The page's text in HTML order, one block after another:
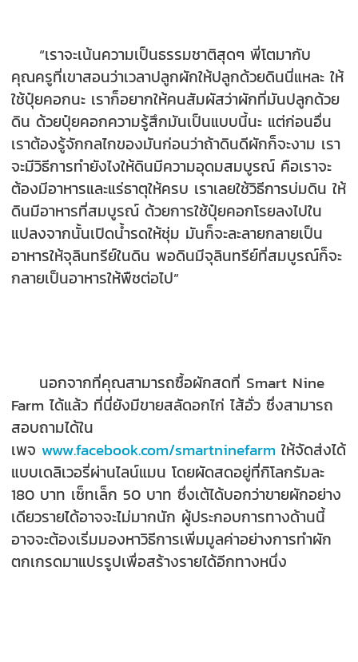
“เราจะเน้นความเป็นธรรมชาติสุดๆ พี่โตมากับ
คุณครูที่เขาสอนว่าเวลาปลูกผักให้ปลูกด้วยดินนี่แหละ ให้
ใช้ปุ๋ยคอกนะ เราก็อยากให้คนสัมผัสว่าผักที่มันปลูกด้วย
ดิน ด้วยปุ๋ยคอกความรู้สึกมันเป็นแบบนี้นะ แต่ก่อนอื่น
เราต้องรู้จักกลไกของมันก่อนว่าถ้าดินดีผักก็จะงาม เรา
จะมีวิธีการทำยังไงให้ดินมีความอุดมสมบูรณ์ คือเราจะ
ต้องมีอาหารและแร่ธาตุให้ครบ เราเลยใช้วิธีการบ่มดิน ให้
ดินมีอาหารที่สมบูรณ์ ด้วยการใช้ปุ๋ยคอกโรยลงไปใน
แปลงจากนั้นเปิดน้ำรดให้ชุ่ม มันก็จะละลายกลายเป็น
อาหารให้จุลินทรีย์ในดิน พอดินมีจุลินทรีย์ที่สมบูรณ์ก็จะ
กลายเป็นอาหารให้พืชต่อไป”
นอกจากที่คุณสามารถซื้อผักสดที่ Smart Nine
Farm ได้แล้ว ที่นี่ยังมีขายสลัดอกไก่ ไส้อั่ว ซึ่งสามารถ
สอบถามได้ใน
เพจ www.facebook.com/smartninefarm ให้จัดส่งได้
แบบเดลิเวอรี่ผ่านไลน์แมน โดยผัดสดอยู่ที่กิโลกรัมละ
180 บาท เซ็ทเล็ก 50 บาท ซึ่งเต้ได้บอกว่าขายผักอย่าง
เดียวรายได้อาจจะไม่มากนัก ผู้ประกอบการทางด้านนี้
อาจจะต้องเริ่มมองหาวิธีการเพิ่มมูลค่าอย่างการทำผัก
ตกเกรดมาแปรรูปเพื่อสร้างรายได้อีกทางหนึ่ง